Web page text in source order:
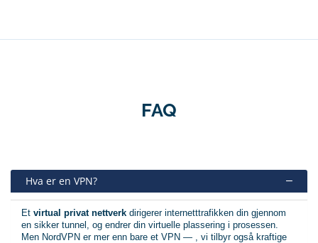
FAQ
Hva er en VPN?
Et virtual privat nettverk dirigerer internetttrafikken din gjennom
en sikker tunnel, og endrer din virtuelle plassering i prosessen.
Men NordVPN er mer enn bare et VPN — , vi tilbyr også kraftige